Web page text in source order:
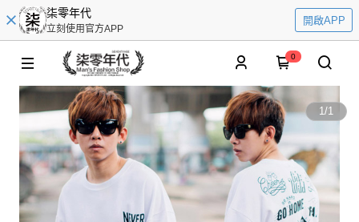
柒零年代
立刻使用官方APP
開啟APP
0
1/1